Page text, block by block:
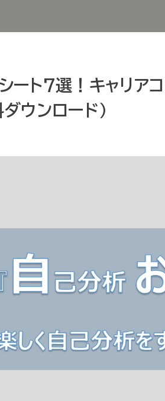
ート7選！キャリア
ウンロード)